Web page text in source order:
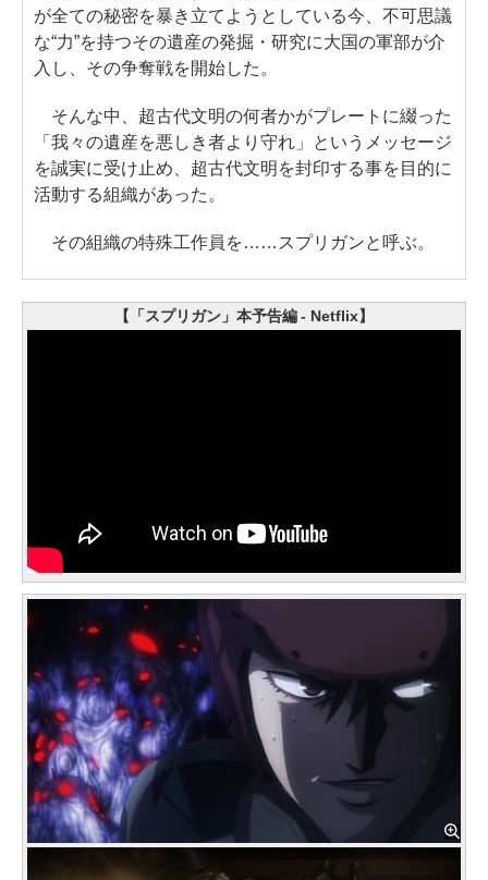
が全ての秘密を暴き立てようとしている今、不可思議
な“力”を持つその遺産の発掘・研究に大国の軍部が介
入し、その争奪戦を開始した。
そんな中、超古代文明の何者かがプレートに綴った
「我々の遺産を悪しき者より守れ」というメッセージ
を誠実に受け止め、超古代文明を封印する事を目的に
活動する組織があった。
その組織の特殊工作員を……スプリガンと呼ぶ。
【「スプリガン」本予告編 - Netflix】